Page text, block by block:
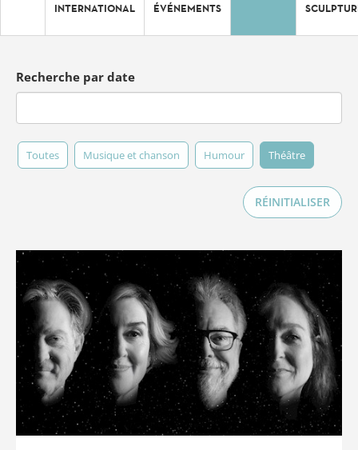
Forget
INTERNATIONAL
ÉVÉNEMENTS
Recherche par date
Toutes Musique et chanson Humour Théâtre
RÉINITIALISER